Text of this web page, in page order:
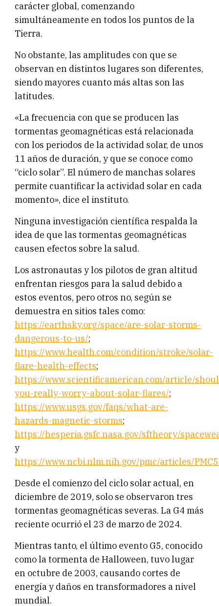
carácter global, comenzando
simultáneamente en todos los puntos de la
Tierra.
No obstante, las amplitudes con que se
observan en distintos lugares son diferentes,
siendo mayores cuanto más altas son las
latitudes.
«La frecuencia con que se producen las
tormentas geomagnéticas está relacionada
con los periodos de la actividad solar, de unos
11 años de duración, y que se conoce como
“ciclo solar”. El número de manchas solares
permite cuantificar la actividad solar en cada
momento», dice el instituto.
Ninguna investigación científica respalda la
idea de que las tormentas geomagnéticas
causen efectos sobre la salud.
Los astronautas y los pilotos de gran altitud
enfrentan riesgos para la salud debido a
estos eventos, pero otros no, según se
demuestra en sitios tales como:
https://earthsky.org/space/are-solar-storms-
dangerous-to-us/;
https://www.health.com/condition/stroke/solar-
flare-health-effects;
https://www.scientificamerican.com/article/
you-really-worry-about-solar-flares/;
https://www.usgs.gov/faqs/what-are-
hazards-magnetic-storms;
https://hesperia.gsfc.nasa.gov/sftheory/
y
https://www.ncbi.nlm.nih.gov/pmc/articles/
Desde el comienzo del ciclo solar actual, en
diciembre de 2019, solo se observaron tres
tormentas geomagnéticas severas. La G4 más
reciente ocurrió el 23 de marzo de 2024.
Mientras tanto, el último evento G5, conocido
como la tormenta de Halloween, tuvo lugar
en octubre de 2003, causando cortes de
energía y daños en transformadores a nivel
mundial.